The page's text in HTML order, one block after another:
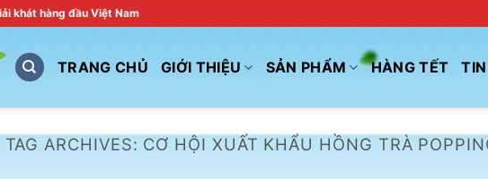
khát hàng đầu Việt Nam
TRANG CHỦ GIỚI THIỆU SẢN PHẨM HÀNG TẾT
TAG ARCHIVES: CƠ HỘI XUẤT KHẨU HỒNG TRÀ